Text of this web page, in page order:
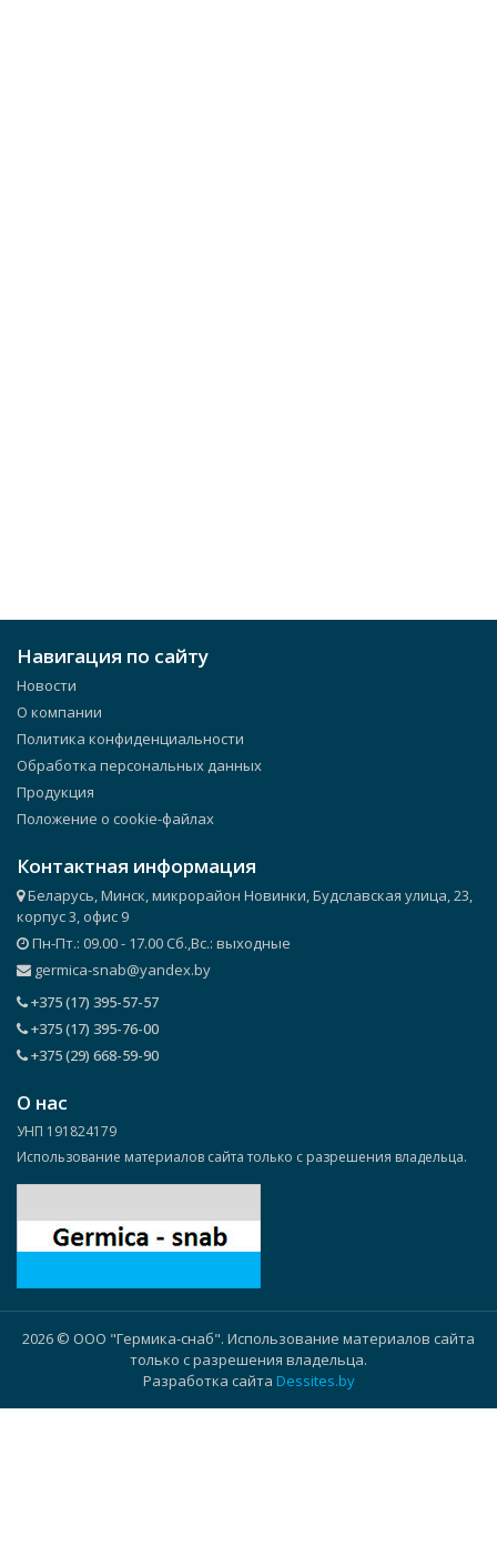
Навигация по сайту
Новости
О компании
Политика конфиденциальности
Обработка персональных данных
Продукция
Положение о cookie-файлах
Контактная информация
Беларусь, Минск, микрорайон Новинки, Будславская улица, 23,
корпус 3, офис 9
Пн-Пт.: 09.00 - 17.00 Сб.,Вс.: выходные
germica-snab@yandex.by
+375 (17) 395-57-57
+375 (17) 395-76-00
+375 (29) 668-59-90
О нас
УНП 191824179
Использование материалов сайта только с разрешения владельца.
2026 © ООО "Гермика-снаб". Использование материалов сайта
только с разрешения владельца.
Разработка сайта Dessites.by